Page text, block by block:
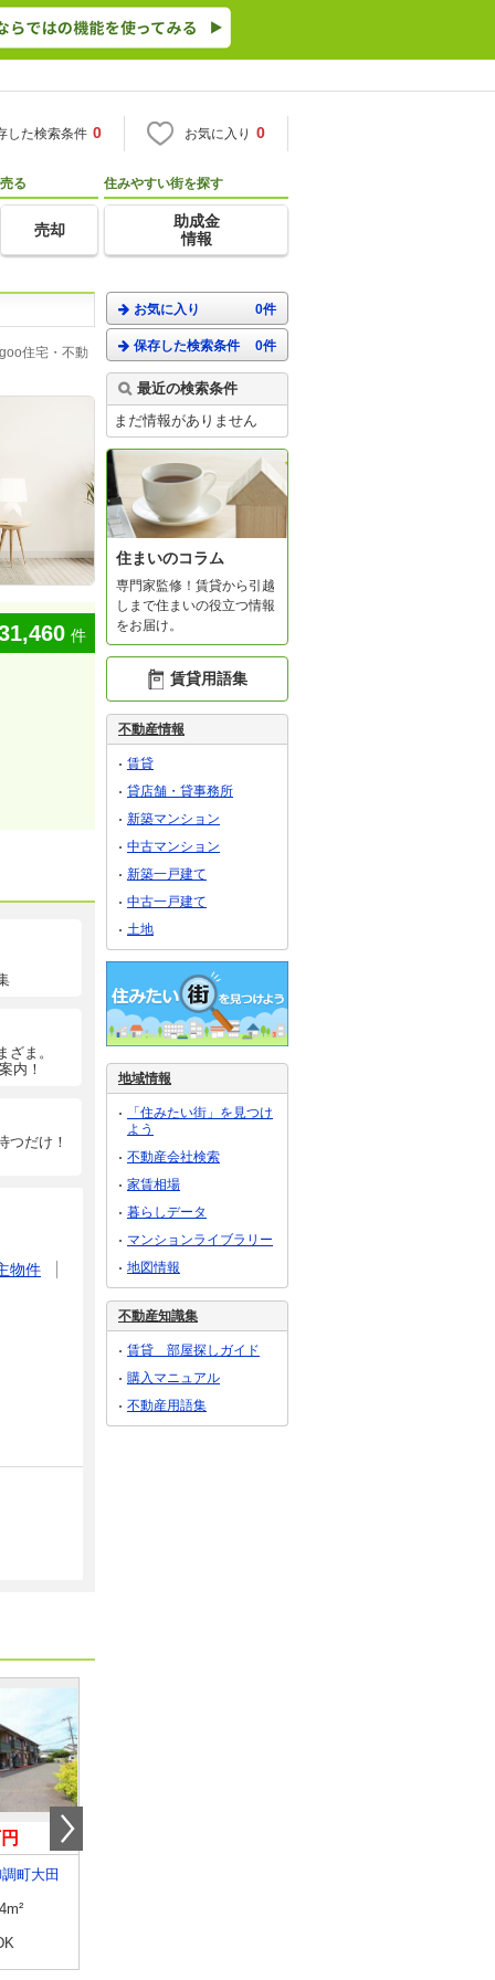
した検索条件 0 お気に入り 0
売る
売却
住みやすい街を探す
助成金
情報
住宅・不動
件
ま。
内！
つだけ！
物件
町大田
お気に入り 0件
保存した検索条件 0件
最近の検索条件
まだ情報がありません
住まいのコラム
専門家監修！賃貸から引越
しまで住まいの役立つ情報
をお届け。
賃貸用語集
不動産情報
賃貸
貸店舗・貸事務所
新築マンション
中古マンション
新築一戸建て
中古一戸建て
土地
地域情報
「住みたい街」を見つけ
よう
不動産会社検索
家賃相場
暮らしデータ
マンションライブラリー
地図情報
不動産知識集
賃貸 部屋探しガイド
購入マニュアル
不動産用語集